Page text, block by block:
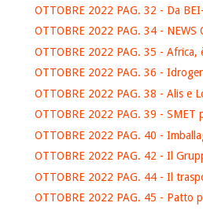
OTTOBRE 2022 PAG. 32 - Da
OTTOBRE 2022 PAG. 34 - NEWS
OTTOBRE 2022 PAG. 35 - Africa,
OTTOBRE 2022 PAG. 36 -
OTTOBRE 2022 PAG. 38 - Alis e
OTTOBRE 2022 PAG. 39 -
OTTOBRE 2022 PAG. 40 -
OTTOBRE 2022 PAG. 42 - Il
OTTOBRE 2022 PAG. 44 - Il
OTTOBRE 2022 PAG. 45 - Patto